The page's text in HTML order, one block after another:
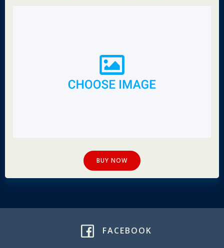
BUY NOW
FACEBOOK